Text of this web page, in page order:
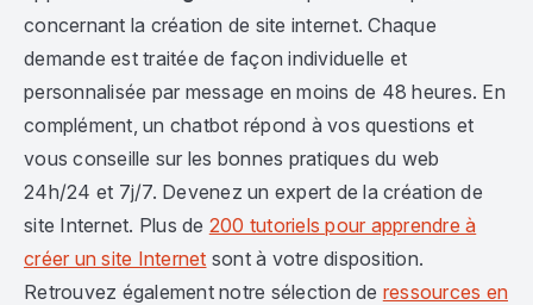
concernant la création de site internet. Chaque
demande est traitée de façon individuelle et
personnalisée par message en moins de 48 heures. En
complément, un chatbot répond à vos questions et
vous conseille sur les bonnes pratiques du web
24h/24 et 7j/7. Devenez un expert de la création de
site Internet. Plus de 200 tutoriels pour apprendre à
créer un site Internet sont à votre disposition.
Retrouvez également notre sélection de ressources en